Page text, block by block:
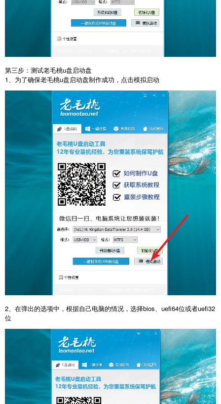
第三步：测试老毛桃u盘启动盘
1、为了确保老毛桃u盘启动盘制作成功，点击模拟启动
2、在弹出的选项中，根据自己电脑的情况，选择bios、uefi64位或者uefi32
位